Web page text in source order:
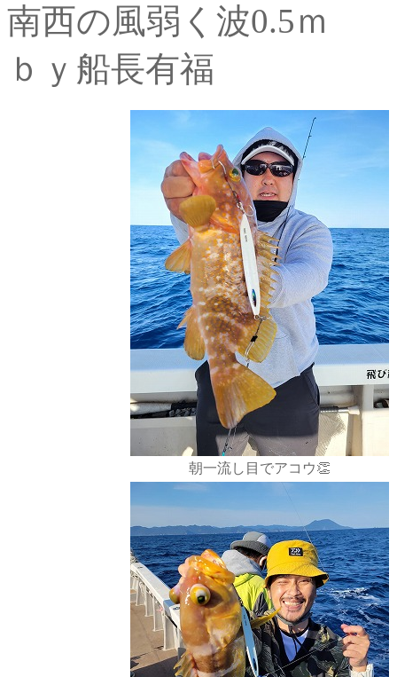
南西の風弱く波0.5ｍ
ｂｙ船長有福
朝一流し目でアコウ👏